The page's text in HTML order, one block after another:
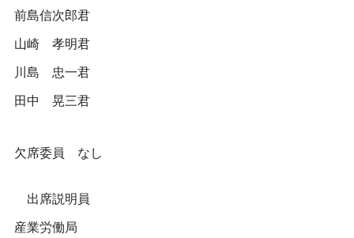
前島信次郎君
山崎 孝明君
川島 忠一君
田中 晃三君
欠席委員 なし
出席説明員
産業労働局